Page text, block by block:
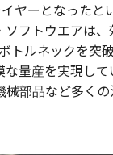
ヤーとなったと
ソフトウエアは、
トルネックを突
な量産を実現して
械部品など多くの